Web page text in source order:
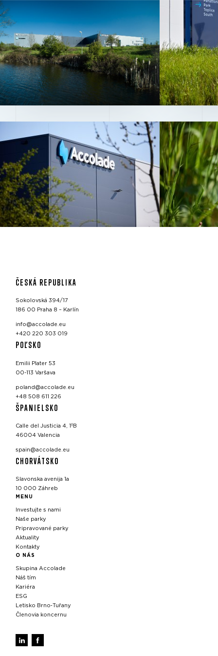
ČESKÁ REPUBLIKA
Sokolovská 394/17
186 00 Praha 8 – Karlín
info@accolade.eu
+420 220 303 019
POĽSKO
Emilii Plater 53
00-113 Varšava
poland@accolade.eu
+48 508 611 226
ŠPANIELSKO
Calle del Justicia 4, 1ºB
46004 Valencia
spain@accolade.eu
CHORVÁTSKO
Slavonska avenija 1a
10 000 Záhreb
MENU
Investujte s nami
Naše parky
Pripravované parky
Aktuality
Kontakty
O NÁS
Skupina Accolade
Náš tím
Kariéra
ESG
Letisko Brno‑Tuřany
Členovia koncernu